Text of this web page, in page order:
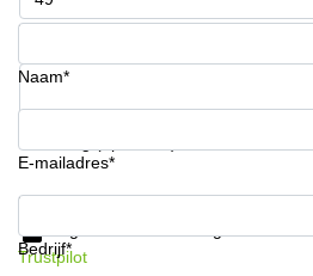
Telefoonnummer*
Naam*
E-mailadres*
Bedrijf*
Krijg informatie en prijzen
Trustpilot